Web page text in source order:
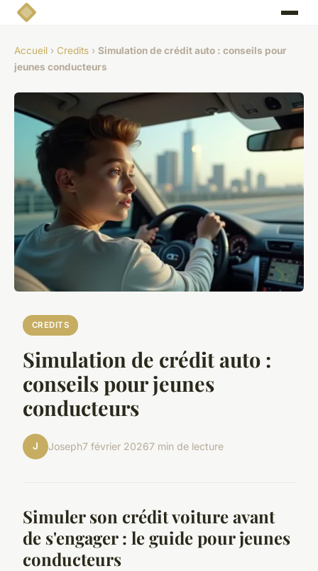
Accueil › Credits › Simulation de crédit auto : conseils pour
jeunes conducteurs
CREDITS
Simulation de crédit auto :
conseils pour jeunes
conducteurs
J Joseph7 février 20267 min de lecture
Simuler son crédit voiture avant
de s'engager : le guide pour jeunes
conducteurs